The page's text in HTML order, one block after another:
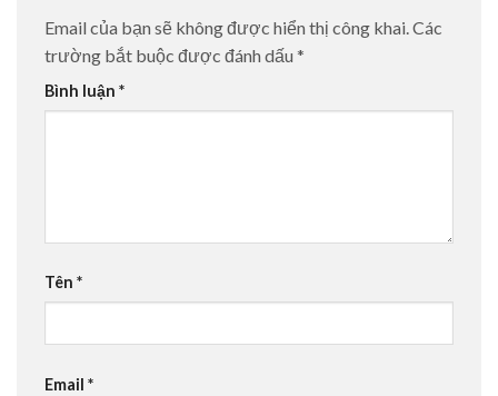
Email của bạn sẽ không được hiển thị công khai.Các
trường bắt buộc được đánh dấu *
Bình luận *
Tên *
Email *